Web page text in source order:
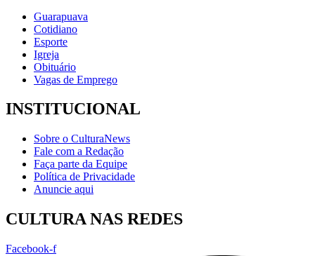
Guarapuava
Cotidiano
Esporte
Igreja
Obituário
Vagas de Emprego
INSTITUCIONAL
Sobre o CulturaNews
Fale com a Redação
Faça parte da Equipe
Política de Privacidade
Anuncie aqui
CULTURA NAS REDES
Facebook-f